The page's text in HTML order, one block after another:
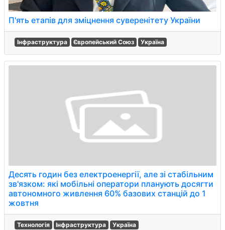
П'ять етапів для зміцнення суверенітету України
Інфраструктура Європейський Союз Україна
Десять годин без електроенергії, але зі стабільним
зв'язком: які мобільні оператори планують досягти
автономного живлення 60% базових станцій до 1
жовтня
Технологія Інфраструктура Україна